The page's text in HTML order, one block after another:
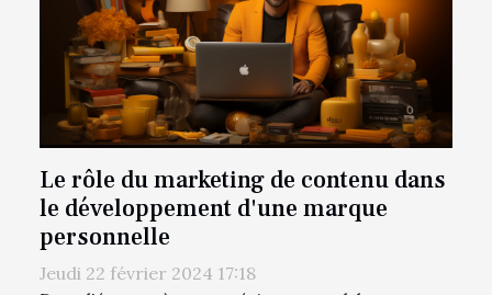
Le rôle du marketing de contenu dans
le développement d'une marque
personnelle
Jeudi 22 février 2024 17:18